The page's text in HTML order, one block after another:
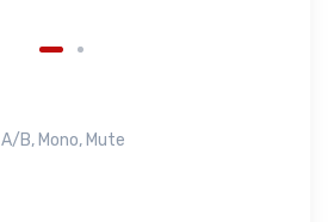
B, Mono, Mute